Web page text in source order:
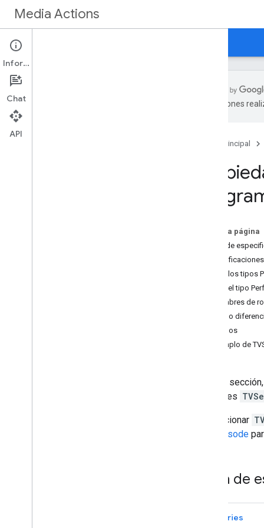
Media Actions
Descripción general
traducciones
Página principal
En esta página
Tabla de
Usa los tipos
Usa el tipo
Nombres de
Cómo
Ejemplos
Ejemplo de
En esta
entidades
Proporcionar
y TVEpisode
Tabla de
TVSeries
Información
Chat
API